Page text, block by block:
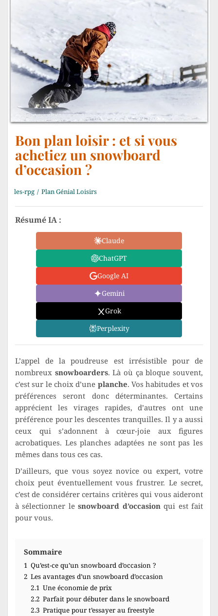
Bon plan loisir : et si vous
achetiez un snowboard
d’occasion ?
les-rpg Plan Génial Loisirs
Résumé IA :
Claude
ChatGPT
Google AI
Gemini
Grok
Perplexity
L’appel de la poudreuse est irrésistible pour de
nombreux snowboarders. Là où ça bloque souvent,
c’est sur le choix d’une planche. Vos habitudes et vos
préférences seront donc déterminantes. Certains
apprécient les virages rapides, d’autres ont une
préférence pour les descentes tranquilles. Il y a aussi
ceux qui s’adonnent à cœur-joie aux figures
acrobatiques. Les planches adaptées ne sont pas les
mêmes dans tous ces cas.
D’ailleurs, que vous soyez novice ou expert, votre
choix peut éventuellement vous frustrer. Le secret,
c’est de considérer certains critères qui vous aideront
à sélectionner lesnowboard d’occasion qui est fait
pour vous.
Sommaire
1 Qu’est-ce qu’un snowboard d’occasion ?
2 Les avantages d’un snowboard d’occasion
2.1 Une économie de prix
2.2 Parfait pour débuter dans le snowboard
2.3 Pratique pour t’essayer au freestyle